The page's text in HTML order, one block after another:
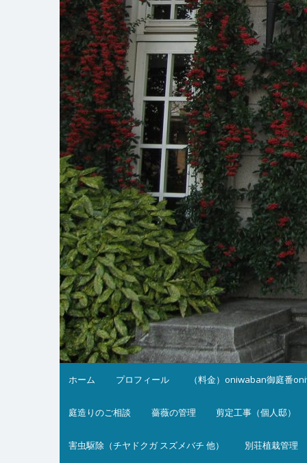
ホーム プロフィール （料金）oniwaban御庭番
庭造りのご相談 薔薇の管理 剪定工事（個人邸）
害虫駆除（チヤドクガ スズメバチ 他） 別荘植栽管理